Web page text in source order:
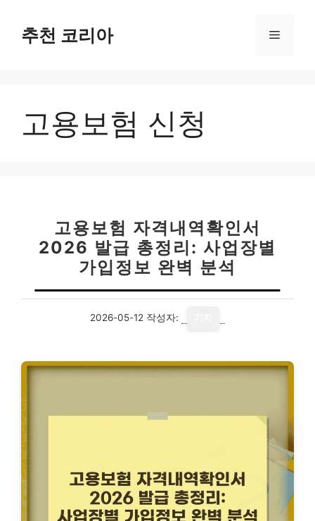
추천 코리아 메
고용보험 신청
고용보험 자격내역확인서
2026 발급 총정리: 사업장별
가입정보 완벽 분석
2026-05-12 작성자: